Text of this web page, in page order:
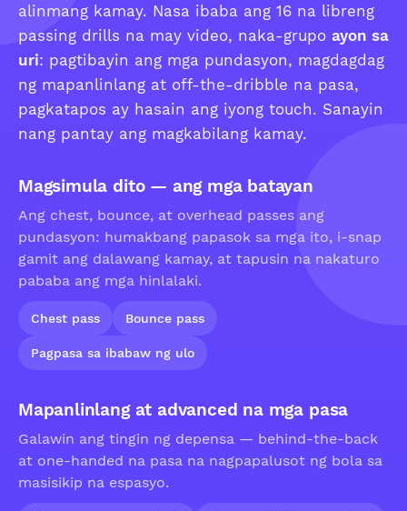
alinmang kamay. Nasa ibaba ang 16 na libreng
passing drills na may video, naka-grupo ayon sa
uri: pagtibayin ang mga pundasyon, magdagdag
ng mapanlinlang at off-the-dribble na pasa,
pagkatapos ay hasain ang iyong touch. Sanayin
nang pantay ang magkabilang kamay.
Magsimula dito — ang mga batayan
Ang chest, bounce, at overhead passes ang
pundasyon: humakbang papasok sa mga ito, i-snap
gamit ang dalawang kamay, at tapusin na nakaturo
pababa ang mga hinlalaki.
Chest pass Bounce pass
Pagpasa sa ibabaw ng ulo
Mapanlinlang at advanced na mga pasa
Galawin ang tingin ng depensa — behind-the-back
at one-handed na pasa na nagpapalusot ng bola sa
masisikip na espasyo.